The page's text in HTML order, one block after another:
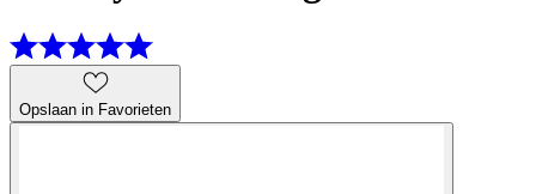
Opslaan in Favorieten